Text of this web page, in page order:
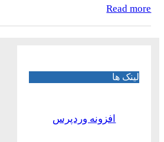
Read more
لینک ها
افزونه وردپرس